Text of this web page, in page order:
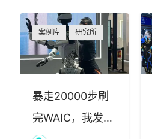
案例库 研究所
暴走20000步刷
完WAIC，我发现